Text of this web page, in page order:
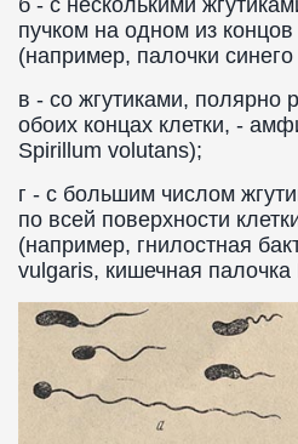
б - с несколькими
пучком на одном из
(например, палочки
в - со жгутиками, полярно
обоих концах клетки, -
Spirillum volutans);
г - с большим числом
по всей поверхности
(например, гнилостная
vulgaris, кишечная